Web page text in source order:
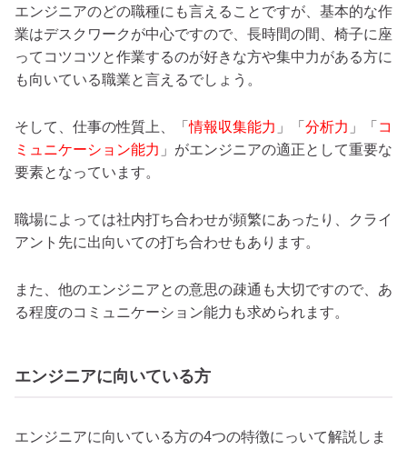
エンジニアのどの職種にも言えることですが、基本的な作
業はデスクワークが中心ですので、長時間の間、椅子に座
ってコツコツと作業するのが好きな方や集中力がある方に
も向いている職業と言えるでしょう。
そして、仕事の性質上、「情報収集能力 」「 分析力 」「 コ
ミュニケーション能力 」がエンジニアの適正として重要な
要素となっています。
職場によっては社内打ち合わせが頻繁にあったり、クライ
アント先に出向いての打ち合わせもあります。
また、他のエンジニアとの意思の疎通も大切ですので、あ
る程度のコミュニケーション能力も求められます。
エンジニアに向いている方
エンジニアに向いている方の4つの特徴にっいて解説しま